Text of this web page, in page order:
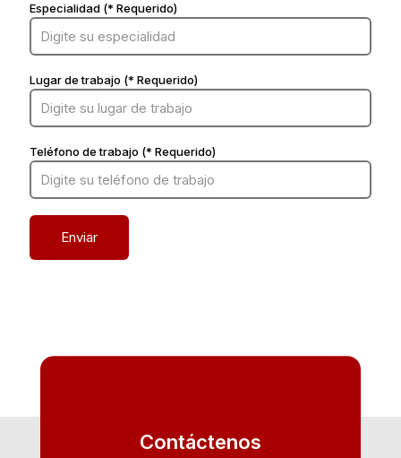
Especialidad (* Requerido)
Lugar de trabajo (* Requerido)
Teléfono de trabajo (* Requerido)
Contáctenos